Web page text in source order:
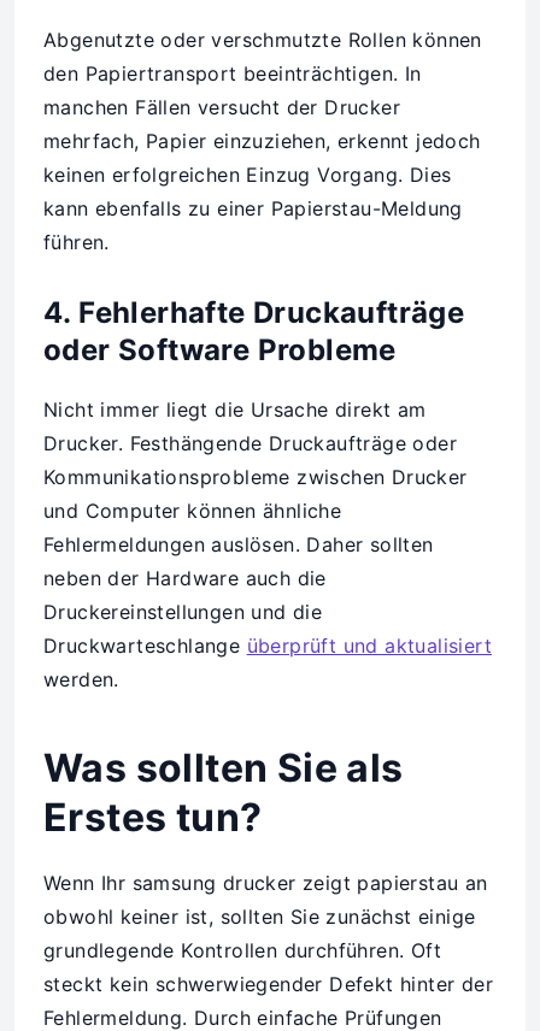
Abgenutzte oder verschmutzte Rollen können
den Papiertransport beeinträchtigen. In
manchen Fällen versucht der Drucker
mehrfach, Papier einzuziehen, erkennt jedoch
keinen erfolgreichen Einzug Vorgang. Dies
kann ebenfalls zu einer Papierstau-Meldung
führen.
4. Fehlerhafte Druckaufträge
oder Software Probleme
Nicht immer liegt die Ursache direkt am
Drucker. Festhängende Druckaufträge oder
Kommunikationsprobleme zwischen Drucker
und Computer können ähnliche
Fehlermeldungen auslösen. Daher sollten
neben der Hardware auch die
Druckereinstellungen und die
Druckwarteschlange überprüft und aktualisiert
werden.
Was sollten Sie als
Erstes tun?
Wenn Ihr samsung drucker zeigt papierstau an
obwohl keiner ist, sollten Sie zunächst einige
grundlegende Kontrollen durchführen. Oft
steckt kein schwerwiegender Defekt hinter der
Fehlermeldung. Durch einfache Prüfungen